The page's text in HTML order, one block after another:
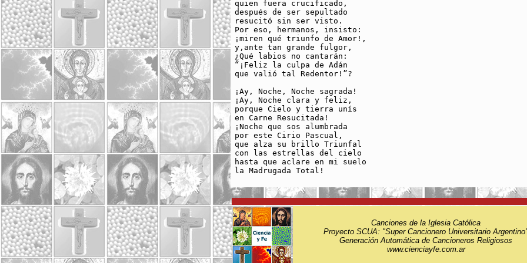
quien fuera crucificado,
después de ser sepultado
resucitó sin ser visto.
Por eso, hermanos, insisto:
¡miren qué triunfo de Amor!,
y,ante tan grande fulgor,
¿Qué labios no cantarán:
“¡Feliz la culpa de Adán
que valió tal Redentor!”?
¡Ay, Noche, Noche sagrada!
¡Ay, Noche clara y feliz,
porque Cielo y tierra unís
en Carne Resucitada!
¡Noche que sos alumbrada
por este Cirio Pascual,
que alza su brillo Triunfal
con las estrellas del cielo
hasta que aclare en mi suelo
Canciones de la Iglesia Católica
Proyecto SCUA: "Super Cancionero Universitario
Generación Automática de Cancioneros Religiosos
www.cienciayfe.com.ar